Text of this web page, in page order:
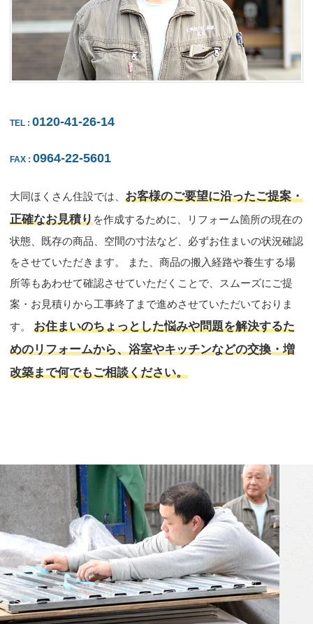
TEL : 0120-41-26-14
FAX : 0964-22-5601
大同ほくさん住設では、 お客様のご要望に沿ったご提案・
正確なお見積りを作成するために、リフォーム箇所の現在の
状態、既存の商品、空間の寸法など、必ずお住まいの状況確認
をさせていただきます。 また、商品の搬入経路や養生する場
所等もあわせて確認させていただくことで、スムーズにご提
案・お見積りから工事終了まで進めさせていただいておりま
す。
お住まいのちょっとした悩みや問題を解決するた
めのリフォームから、浴室やキッチンなどの交換・増
改築まで何でもご相談ください。